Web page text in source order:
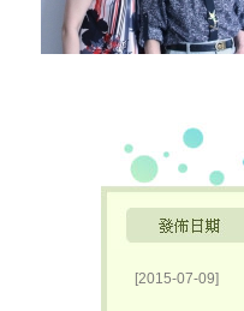
[2015-07-09]